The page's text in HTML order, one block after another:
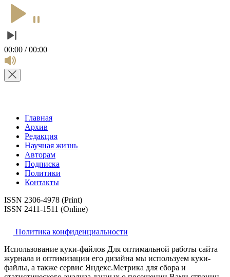
00:00 / 00:00
Главная
Архив
Редакция
Научная жизнь
Авторам
Подписка
Политики
Контакты
ISSN 2306-4978 (Print)
ISSN 2411-1511 (Online)
Политика конфиденциальности
Использование куки-файлов Для оптимальной работы сайта
журнала и оптимизации его дизайна мы используем куки-
файлы, а также сервис Яндекс.Метрика для сбора и